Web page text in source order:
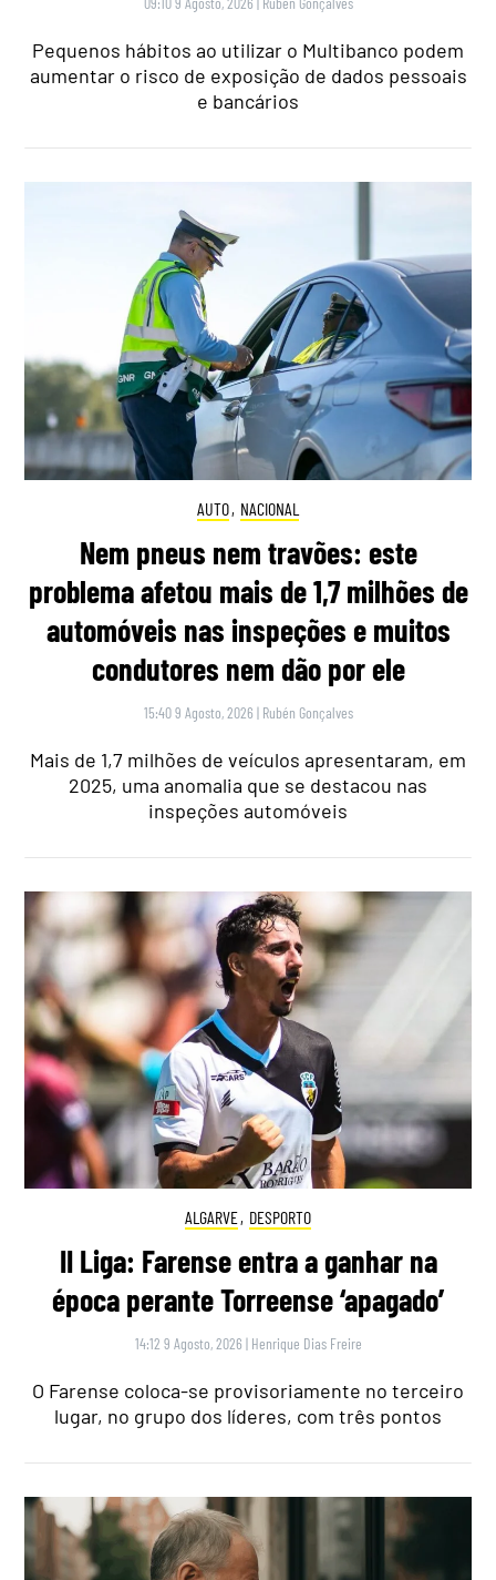
Pequenos hábitos ao utilizar o Multibanco podem
aumentar o risco de exposição de dados pessoais
e bancários
AUTO, NACIONAL
Nem pneus nem travões: este
problema afetou mais de 1,7 milhões de
automóveis nas inspeções e muitos
condutores nem dão por ele
15:40 9 Agosto, 2026 | Rubén Gonçalves
Mais de 1,7 milhões de veículos apresentaram, em
2025, uma anomalia que se destacou nas
inspeções automóveis
ALGARVE, DESPORTO
II Liga: Farense entra a ganhar na
época perante Torreense ‘apagado’
14:12 9 Agosto, 2026 | Henrique Dias Freire
O Farense coloca-se provisoriamente no terceiro
lugar, no grupo dos líderes, com três pontos